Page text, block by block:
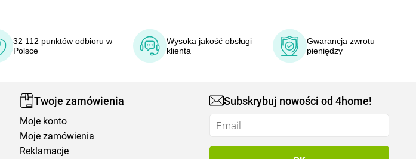
32 112 punktów odbioru w
Polsce
Wysoka jakość obsługi
klienta
Gwarancja zwrotu
pieniędzy
Twoje zamówienia
Moje konto
Moje zamówienia
Reklamacje
Subskrybuj nowości od 4home!